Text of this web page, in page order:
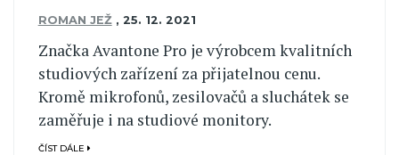
ROMAN JEŽ , 25. 12. 2021
Značka Avantone Pro je výrobcem kvalitních
studiových zařízení za přijatelnou cenu.
Kromě mikrofonů, zesilovačů a sluchátek se
zaměřuje i na studiové monitory.
ČÍST DÁLE